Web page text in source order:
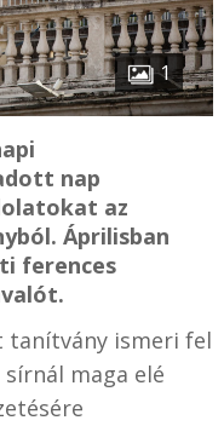
1
nap
az
Áprilisban
ferences
tanítvány ismeri fel
maga elé